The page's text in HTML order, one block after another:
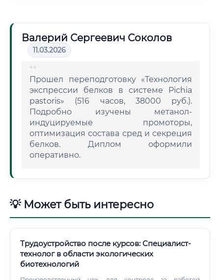
Валерий Сергеевич Соколов
11.03.2026
Прошел переподготовку «Технология
экспрессии белков в системе Pichia
pastoris» (516 часов, 38000 руб.).
Подробно изучены метанол-
индуцируемые промоторы,
оптимизация состава сред и секреция
белков. Диплом оформили
оперативно.
💡 Может быть интересно
Трудоустройство после курсов: Специалист-
технолог в области экологических
биотехнологий